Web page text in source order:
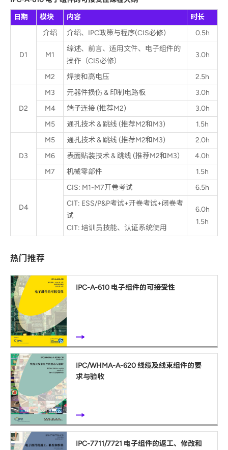
日期
模块 内容 时长
D1
介绍 介绍、IPC政策与程序(CIS必修) 0.5h
M1
综述、前言、适用文件、电子组件的
操作（CIS必修）
3.0h
M2 焊接和高电压 2.5h
D2
M3 元器件损伤 & 印制电路板
3.0h
M4
端子连接 (推荐M2)
3.0h
M5
通孔技术 & 跳线 (推荐M2和M3) 1.5h
D3
M5 通孔技术 & 跳线 (推荐M2和M3)
2.0h
M6
表面贴装技术 & 跳线 (推荐M2和M3)
4.0h
M7
机械零部件 1.5h
D4
CIS: M1-M7开卷考试
6.5h
CIT: ESS/P&P考试+开卷考试+闭卷考
试
CIT: 培训员技能、认证系统使用
6.0h
1.5h
热门推荐
IPC-A-610 电子组件的可接受性
IPC/WHMA-A-620 线缆及线束组件的要
求与验收
IPC-7711/7721 电子组件的返工、修改和